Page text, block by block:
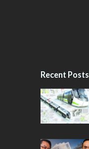
Recent Posts